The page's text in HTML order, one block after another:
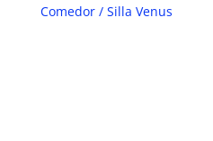
Comedor/ Silla Venus